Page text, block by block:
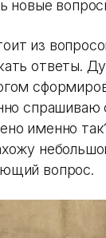
новые
из
ответы.
спрашиваю
именно
вопрос.